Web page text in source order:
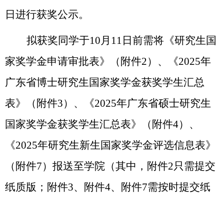
日进行获奖公示。
拟获奖同学于10月 11 日前需将《研究生国
家奖学金申请审批表》（附件2）、《2025年
广东省博士研究生国家奖学金获奖学生汇总
表》（附件3）、《2025年广东省硕士研究生
国家奖学金获奖学生汇总表》（附件4） 、
《2025年研究生新生国家奖学金评选信息表》
（附件7） 报送至学院（其中，附件2只需提交
纸质版；附件3、附件4、附件7需按时提交纸